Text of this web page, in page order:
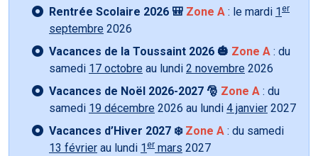
Rentrée Scolaire 2026 🎒 Zone A : le mardi 1 er
septembre 2026
Vacances de la Toussaint 2026 🎃 Zone A : du
samedi 17 octobre au lundi 2 novembre 2026
Vacances de Noël 2026-2027 🎅 Zone A : du
samedi 19 décembre 2026 au lundi 4 janvier 2027
Vacances d’Hiver 2027 ❄️ Zone A : du samedi
13 février au lundi 1 er mars 2027